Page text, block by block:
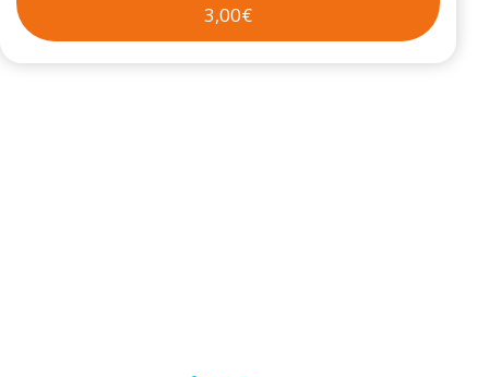
3,00€